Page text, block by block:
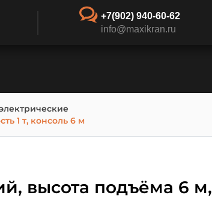
+7(902) 940-60-62
info@maxikran.ru
1 т, консоль 6 м
высота подъёма 6 м,